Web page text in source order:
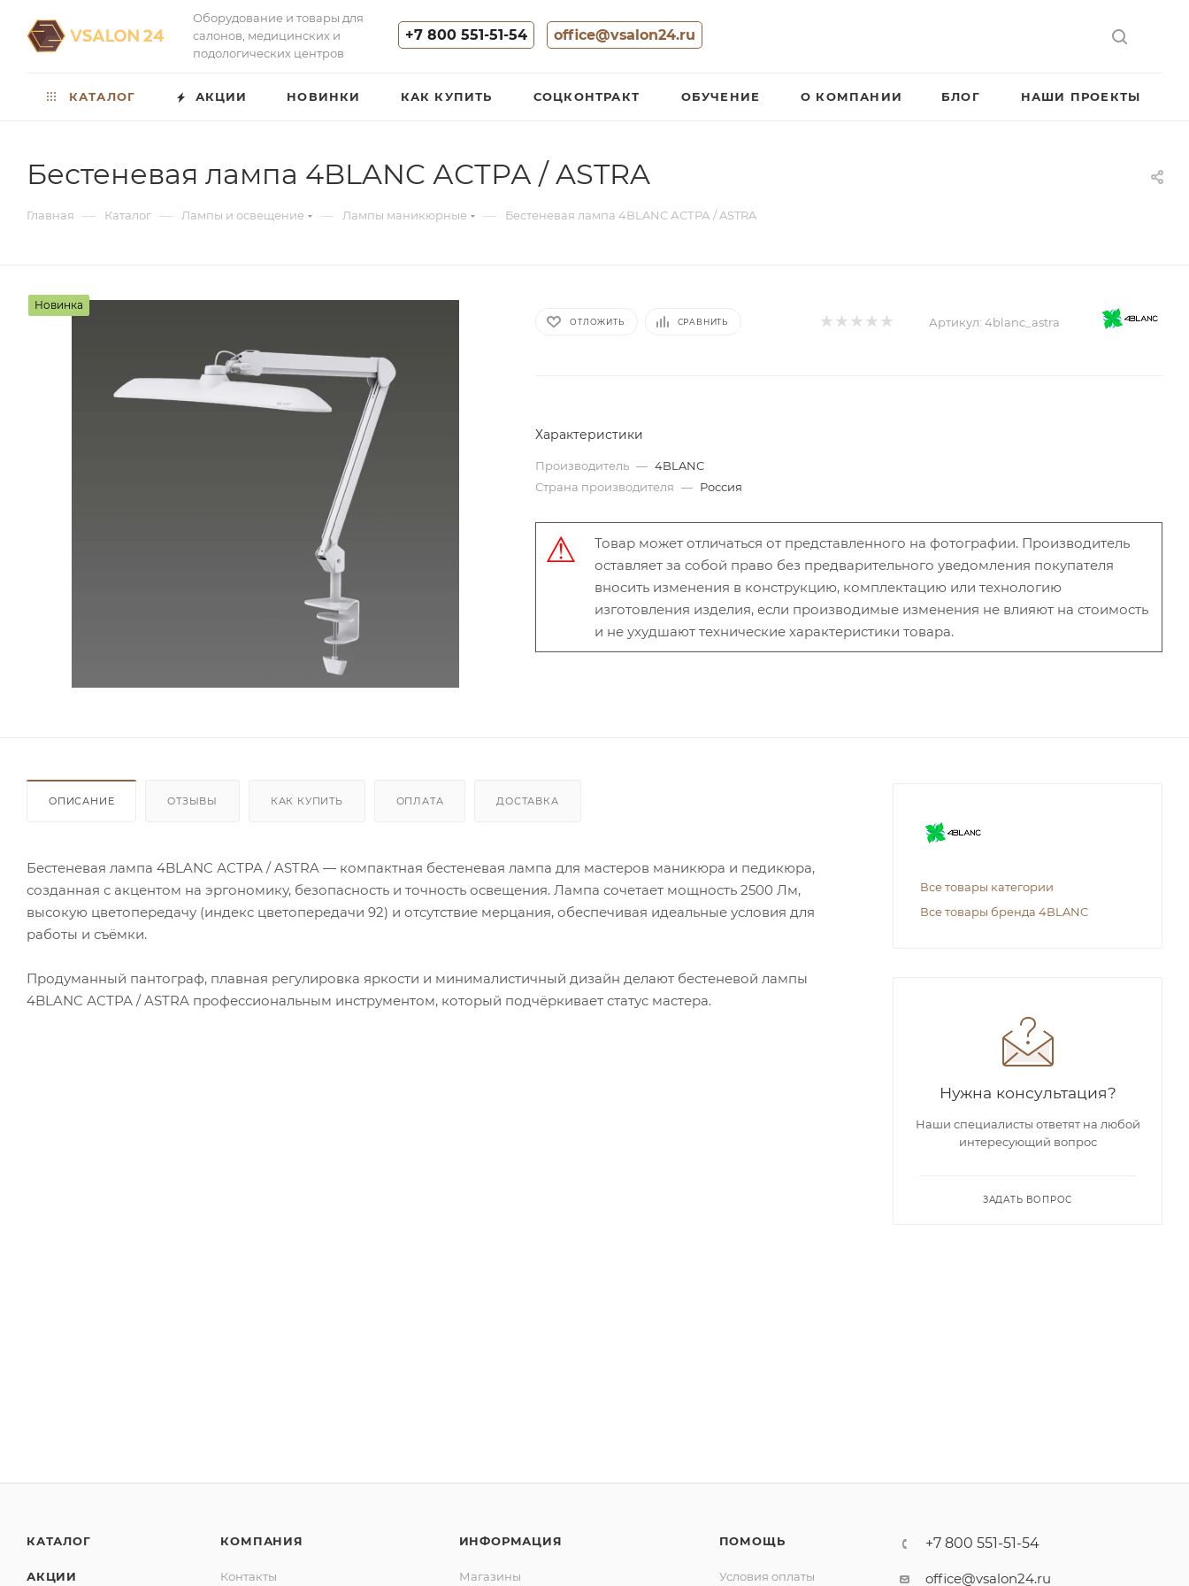
Оборудование и товары для
салонов, медицинских и
подологических центров
+7 800 551-51-54 office@vsalon24.ru
КАТАЛОГ АКЦИИ НОВИНКИ КАК КУПИТЬ СОЦКОНТРАКТ ОБУЧЕНИЕ О КОМПАНИИ БЛОГ НАШИ ПРОЕКТЫ
Бестеневая лампа 4BLANC АСТРА / ASTRA
Главная — Каталог — Лампы и освещение — Лампы маникюрные — Бестеневая лампа 4BLANC АСТРА / ASTRA
Новинка
ОТЛОЖИТЬ СРАВНИТЬ Артикул: 4blanc_astra
Характеристики
Производитель — 4BLANC
Страна производителя — Россия
Товар может отличаться от представленного на фотографии. Производитель
оставляет за собой право без предварительного уведомления покупателя
вносить изменения в конструкцию, комплектацию или технологию
изготовления изделия, если производимые изменения не влияют на стоимость
и не ухудшают технические характеристики товара.
ОПИСАНИЕ ОТЗЫВЫ КАК КУПИТЬ ОПЛАТА ДОСТАВКА
Бестеневая лампа 4BLANC АСТРА / ASTRA — компактная бестеневая лампа для мастеров маникюра и педикюра,
созданная с акцентом на эргономику, безопасность и точность освещения. Лампа сочетает мощность 2500 Лм,
высокую цветопередачу (индекс цветопередачи 92) и отсутствие мерцания, обеспечивая идеальные условия для
работы и съёмки.
Продуманный пантограф, плавная регулировка яркости и минималистичный дизайн делают бестеневой лампы
4BLANC АСТРА / ASTRA профессиональным инструментом, который подчёркивает статус мастера.
Все товары категории
Все товары бренда 4BLANC
Нужна консультация?
Наши специалисты ответят на любой
интересующий вопрос
ЗАДАТЬ ВОПРОС
КАТАЛОГ
АКЦИИ
КОМПАНИЯ
Контакты
ИНФОРМАЦИЯ
Магазины
ПОМОЩЬ
Условия оплаты
+7 800 551-51-54
office@vsalon24.ru